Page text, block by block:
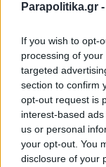
Parapolitika.gr -
If you wish to opt-
processing of
targeted
section to confirm
opt-out request is
interest-based
us or personal
your opt-out. You
disclosure of your
κανάλια: ΕΡΤ
Ο αθλητής:
Ανδρών,
παιχνίδι στο
ΕΡΤ Sports 2,